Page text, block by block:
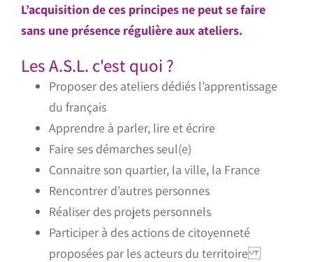
L’acquisition de ces principes ne peut se faire
sans une présence régulière aux ateliers.
Les A.S.L. c'est quoi ?
Proposer des ateliers dédiés l’apprentissage
du français
Apprendre à parler, lire et écrire
Faire ses démarches seul(e)
Connaitre son quartier, la ville, la France
Rencontrer d’autres personnes
Réaliser des projets personnels
Participer à des actions de citoyenneté
proposées par les acteurs du territoire